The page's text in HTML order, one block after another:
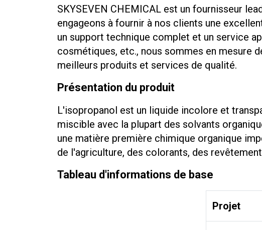
SKYSEVEN CHEMICAL est un fournisseur
engageons à fournir à nos clients une
un support technique complet et un service
cosmétiques, etc., nous sommes en mesure
meilleurs produits et services de qualité.
Présentation du produit
L'isopropanol est un liquide incolore et
miscible avec la plupart des solvants
une matière première chimique organique
de l'agriculture, des colorants, des
Tableau d'informations de base
Projet